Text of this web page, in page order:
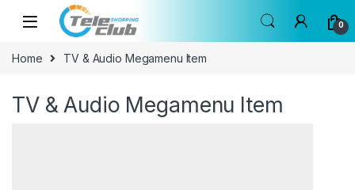
Skip to navigation
Skip to content
0
Home TV & Audio Megamenu Item
TV & Audio Megamenu Item